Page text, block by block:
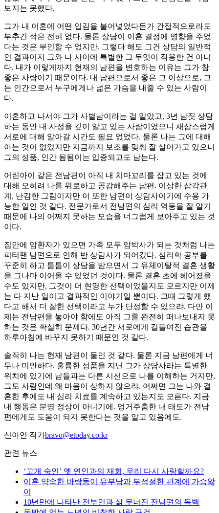
보지는 못했다.
그가 내 이혼에 어떤 입김을 불어넣었다든가 간접적으로라도
부추긴 적은 전혀 없다. 물론 상담이 이혼 결정에 영향을 주었
다는 것은 부인할 수 없지만. 그렇다 해도 그건 상담의 일반적
인 결과이지 그와 나 사이에 특별한 그 무엇이 작용한 건 아니
다. 내가 이렇게까지 현재의 남편을 변호하는 이유는 그가 참
좋은 사람이기 때문이다. 내 남편으로서 좋은 그 이상으로, 그
는 인간으로서 누구에게나 넓은 가슴을 내줄 수 있는 사람이
다.
이혼하고 나서야 그가 사별남이라는 걸 알았고, 3년 남짓 상담
하는 동안 내 사정을 깊이 알고 있는 사람이었으니 새삼스럽게
서로에 대해 알아갈 시간도 필요 없었다. 물론 나는 그에 대해
아는 것이 없었지만 지금까지 보조를 맞춰 잘 살아가고 있으니
그의 성품, 인간 됨됨이는 입증되고도 남는다.
어린아이 같은 전남편이 아직 내 치마꼬리를 잡고 있는 것에
대해 오히려 나를 위로하고 공감해주는 남편. 이상한 삼각관
계, 난감한 그림이지만 이 또한 남편이 상담사이기에 수용 가
능한 일인 것 같다. 전문가로서 전남편의 심리 역동을 잘 알기
때문에 나의 어쩌지 못하는 모습을 너그럽게 보아주고 있는 것
이다.
집안에 암환자가 있으면 가족 모두 암박사가 되는 것처럼 나는
피터팬 남편으로 인해 반 상담사가 되어갔다. 심리학 공부를
꾸준히 하고 틈틈이 상담을 받으면서 그 유체이탈적 결혼 생활
을 그나마 이어올 수 있었던 것이다. 물론 결혼 초에 헤어졌을
수도 있지만, 그것이 더 현명한 선택이었을지도 모르지만 이제
는 다 지난 일이고 결과적인 이야기일 뿐이다. 그때 그렇게 했
다고 해서 더 잘한 선택이라고 누가 단정할 수 있으랴. 다만 이
제는 전남편을 놓아야 함에도 아직 그를 완전히 떠나보내지 못
하는 것은 확실히 문제다. 30년간 서로에게 길들여진 습관을
하루아침에 바꾸지 못하기 때문인 것 같다.
솔직히 나는 현재 남편이 둘인 것 같다. 물론 지금 남편에게 너
무나 미안하다. 훌륭한 성품을 지닌 그가 상담사라는 특별한
위치에 있기에 남들과는 다른 시선으로 나를 이해하는 거지만,
그도 사람인데 왜 마음이 상하지 않으랴. 어쩌면 그는 나와 결
혼한 후에도 내 심리 치료를 계속하고 있는지도 모른다. 지금
내 행동은 분명 정상이 아니기에. 엉거주춤한 내 태도가 전남
편에게도 도움이 되지 못한다는 것을 알고 있음에도.
신아연 작가bravo@etoday.co.kr
관련 뉴스
‘고개 숙인’ 옛 연인과의 재회, 우리 다시 사랑할까요?
이혼 약속한 바람둥이 유부남과 부적절한 관계에 가슴앓
이
10년만에 나타난 전부인과 삶 무너진 전남편의 독백